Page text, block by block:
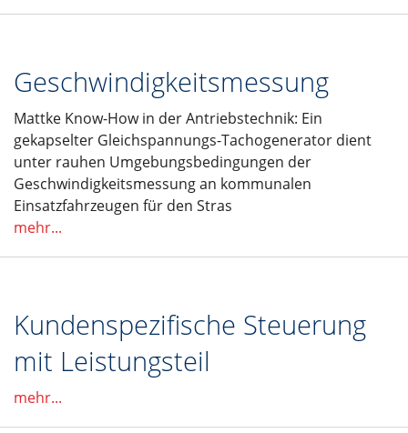
Geschwindigkeitsmessung
Mattke Know-How in der Antriebstechnik: Ein
gekapselter Gleichspannungs-Tachogenerator dient
unter rauhen Umgebungsbedingungen der
Geschwindigkeitsmessung an kommunalen
Einsatzfahrzeugen für den Stras
mehr...
Kundenspezifische Steuerung
mit Leistungsteil
mehr...